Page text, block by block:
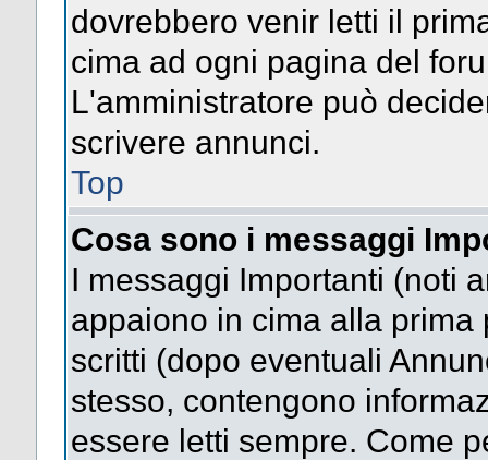
dovrebbero venir letti il
cima ad ogni pagina del
L'amministratore può
scrivere annunci.
Top
Cosa sono i messaggi
I messaggi Importanti (noti
appaiono in cima alla
scritti (dopo eventuali
stesso, contengono
essere letti sempre. Come